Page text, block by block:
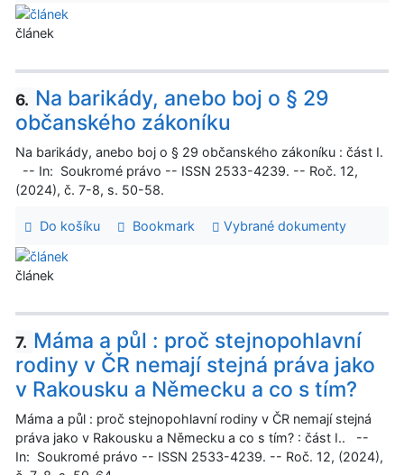
článek
6. Na barikády, anebo boj o § 29
občanského zákoníku
Na barikády, anebo boj o § 29 občanského zákoníku : část I.
-- In: Soukromé právo -- ISSN 2533-4239. -- Roč. 12,
(2024), č. 7-8, s. 50-58.
Do košíku Bookmark Vybrané dokumenty
článek
7. Máma a půl : proč stejnopohlavní
rodiny v ČR nemají stejná práva jako
v Rakousku a Německu a co s tím?
Máma a půl : proč stejnopohlavní rodiny v ČR nemají stejná
práva jako v Rakousku a Německu a co s tím? : část I.. --
In: Soukromé právo -- ISSN 2533-4239. -- Roč. 12, (2024),